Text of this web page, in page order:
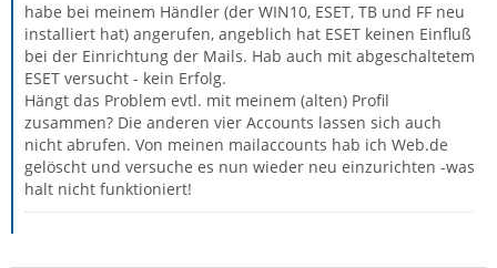
habe bei meinem Händler (der WIN10, ESET, TB und FF neu
installiert hat) angerufen, angeblich hat ESET keinen Einfluß
bei der Einrichtung der Mails. Hab auch mit abgeschaltetem
ESET versucht - kein Erfolg.
Hängt das Problem evtl. mit meinem (alten) Profil
zusammen? Die anderen vier Accounts lassen sich auch
nicht abrufen. Von meinen mailaccounts hab ich Web.de
gelöscht und versuche es nun wieder neu einzurichten -was
halt nicht funktioniert!